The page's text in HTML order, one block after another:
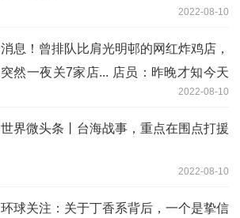
2022-08-10
消息！曾排队比肩光明邨的网红炸鸡店，
突然一夜关7家店... 店员：昨晚才知今天
2022-08-10
世界微头条丨台海战事，重点在围点打援
2022-08-10
环球关注：关于丁香系背后，一个是挚信